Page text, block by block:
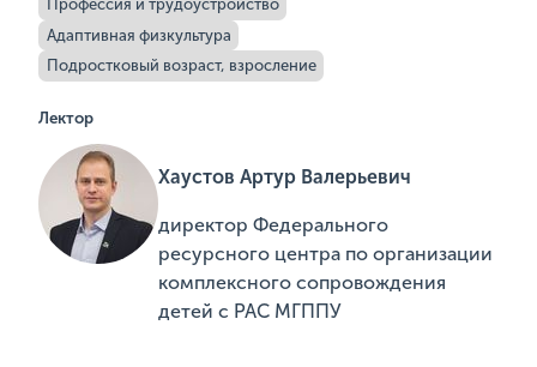
Профессия и трудоустройство
Адаптивная физкультура
Подростковый возраст, взросление
Лектор
Хаустов Артур Валерьевич
директор Федерального
ресурсного центра по организации
комплексного сопровождения
детей с РАС МГППУ